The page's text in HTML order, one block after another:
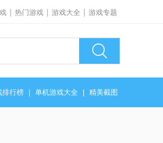
| 热门游戏 | 游戏大全 | 游戏专题
排行榜 单机游戏大全 精美截图